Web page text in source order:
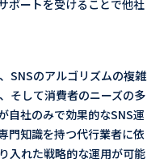
ポートを受けることで他社
SNSのアルゴリズムの複雑
そして消費者のニーズの多
自社のみで効果的なSNS運
門知識を持つ代行業者に依
入れた戦略的な運用が可能